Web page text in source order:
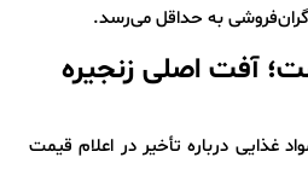
گران‌فروشی به حداقل می‌رسد.
آفت اصلی زنجیره
غذایی درباره تأخیر در اعلام قیمت